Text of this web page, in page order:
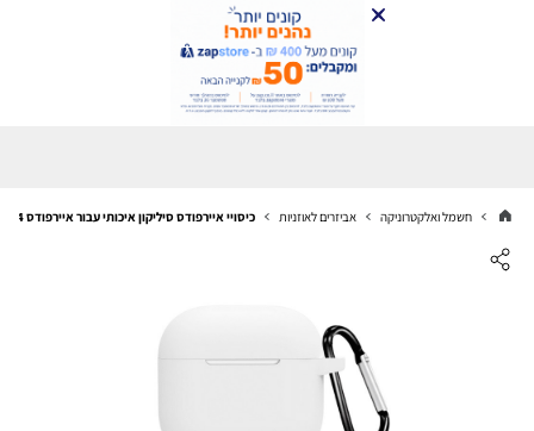
חשמל ואלקטרוניקה אביזרים לאוזניות כיסויי איירפודס סיליקון איכותי עבור איירפודס 4 לבן